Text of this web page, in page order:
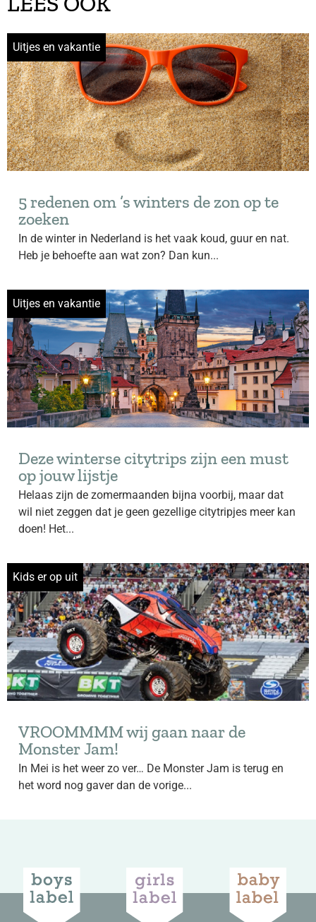
Uitjes en vakantie
5 redenen om ’s winters de zon op te
zoeken
In de winter in Nederland is het vaak koud, guur en nat.
Heb je behoefte aan wat zon? Dan kun...
Uitjes en vakantie
Deze winterse citytrips zijn een must
op jouw lijstje
Helaas zijn de zomermaanden bijna voorbij, maar dat
wil niet zeggen dat je geen gezellige citytripjes meer kan
doen! Het...
Kids er op uit
VROOMMMM wij gaan naar de
Monster Jam!
In Mei is het weer zo ver… De Monster Jam is terug en
het word nog gaver dan de vorige...